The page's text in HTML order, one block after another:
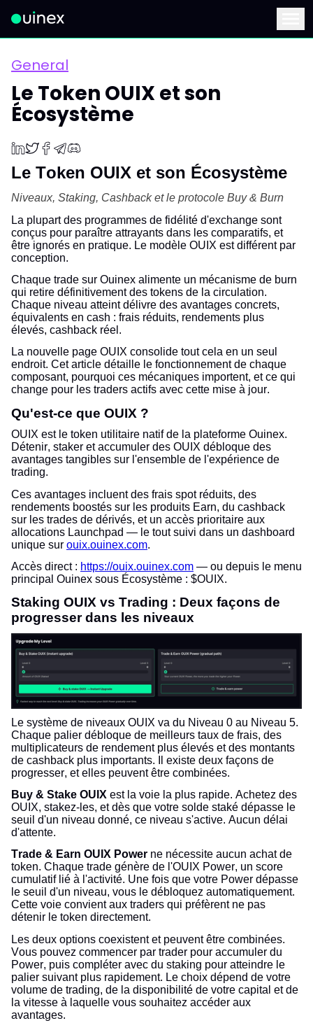
Ceci est le logo et, si vous cliquez dessus, vous serez
General
Le Token OUIX et son
Écosystème
Le Token OUIX et son Écosystème
Niveaux, Staking, Cashback et le protocole Buy & Burn
La plupart des programmes de fidélité d'exchange sont
conçus pour paraître attrayants dans les comparatifs, et
être ignorés en pratique. Le modèle OUIX est différent par
conception.
Chaque trade sur Ouinex alimente un mécanisme de burn
qui retire définitivement des tokens de la circulation.
Chaque niveau atteint délivre des avantages concrets,
équivalents en cash : frais réduits, rendements plus
élevés, cashback réel.
La nouvelle page OUIX consolide tout cela en un seul
endroit. Cet article détaille le fonctionnement de chaque
composant, pourquoi ces mécaniques importent, et ce qui
change pour les traders actifs avec cette mise à jour.
Qu'est-ce que OUIX ?
OUIX est le token utilitaire natif de la plateforme Ouinex.
Détenir, staker et accumuler des OUIX débloque des
avantages tangibles sur l'ensemble de l'expérience de
trading.
Ces avantages incluent des frais spot réduits, des
rendements boostés sur les produits Earn, du cashback
sur les trades de dérivés, et un accès prioritaire aux
allocations Launchpad — le tout suivi dans un dashboard
unique sur ouix.ouinex.com.
Accès direct : https://ouix.ouinex.com — ou depuis le menu
principal Ouinex sous Écosystème : $OUIX.
Staking OUIX vs Trading : Deux façons de
progresser dans les niveaux
Le système de niveaux OUIX va du Niveau 0 au Niveau 5.
Chaque palier débloque de meilleurs taux de frais, des
multiplicateurs de rendement plus élevés et des montants
de cashback plus importants. Il existe deux façons de
progresser, et elles peuvent être combinées.
Buy & Stake OUIX est la voie la plus rapide. Achetez des
OUIX, stakez-les, et dès que votre solde staké dépasse le
seuil d'un niveau donné, ce niveau s'active. Aucun délai
d'attente.
Trade & Earn OUIX Power ne nécessite aucun achat de
token. Chaque trade génère de l'OUIX Power, un score
cumulatif lié à l'activité. Une fois que votre Power dépasse
le seuil d'un niveau, vous le débloquez automatiquement.
Cette voie convient aux traders qui préfèrent ne pas
détenir le token directement.
Les deux options coexistent et peuvent être combinées.
Vous pouvez commencer par trader pour accumuler du
Power, puis compléter avec du staking pour atteindre le
palier suivant plus rapidement. Le choix dépend de votre
volume de trading, de la disponibilité de votre capital et de
la vitesse à laquelle vous souhaitez accéder aux
avantages.